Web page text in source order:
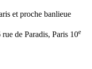
et proche banlieue
de Paradis, Paris 10e